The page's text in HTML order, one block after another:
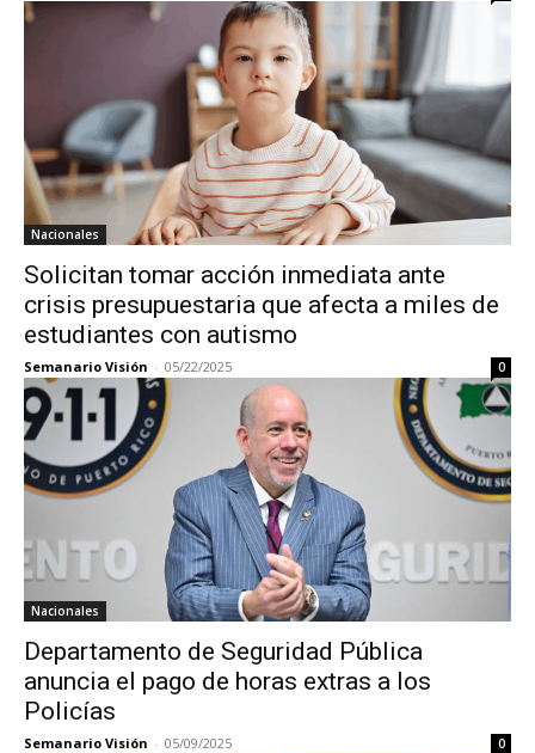
Nacionales
Solicitan tomar acción inmediata ante
crisis presupuestaria que afecta a miles de
estudiantes con autismo
Semanario Visión - 05/22/2025 0
Nacionales
Departamento de Seguridad Pública
anuncia el pago de horas extras a los
Policías
Semanario Visión - 05/09/2025 0